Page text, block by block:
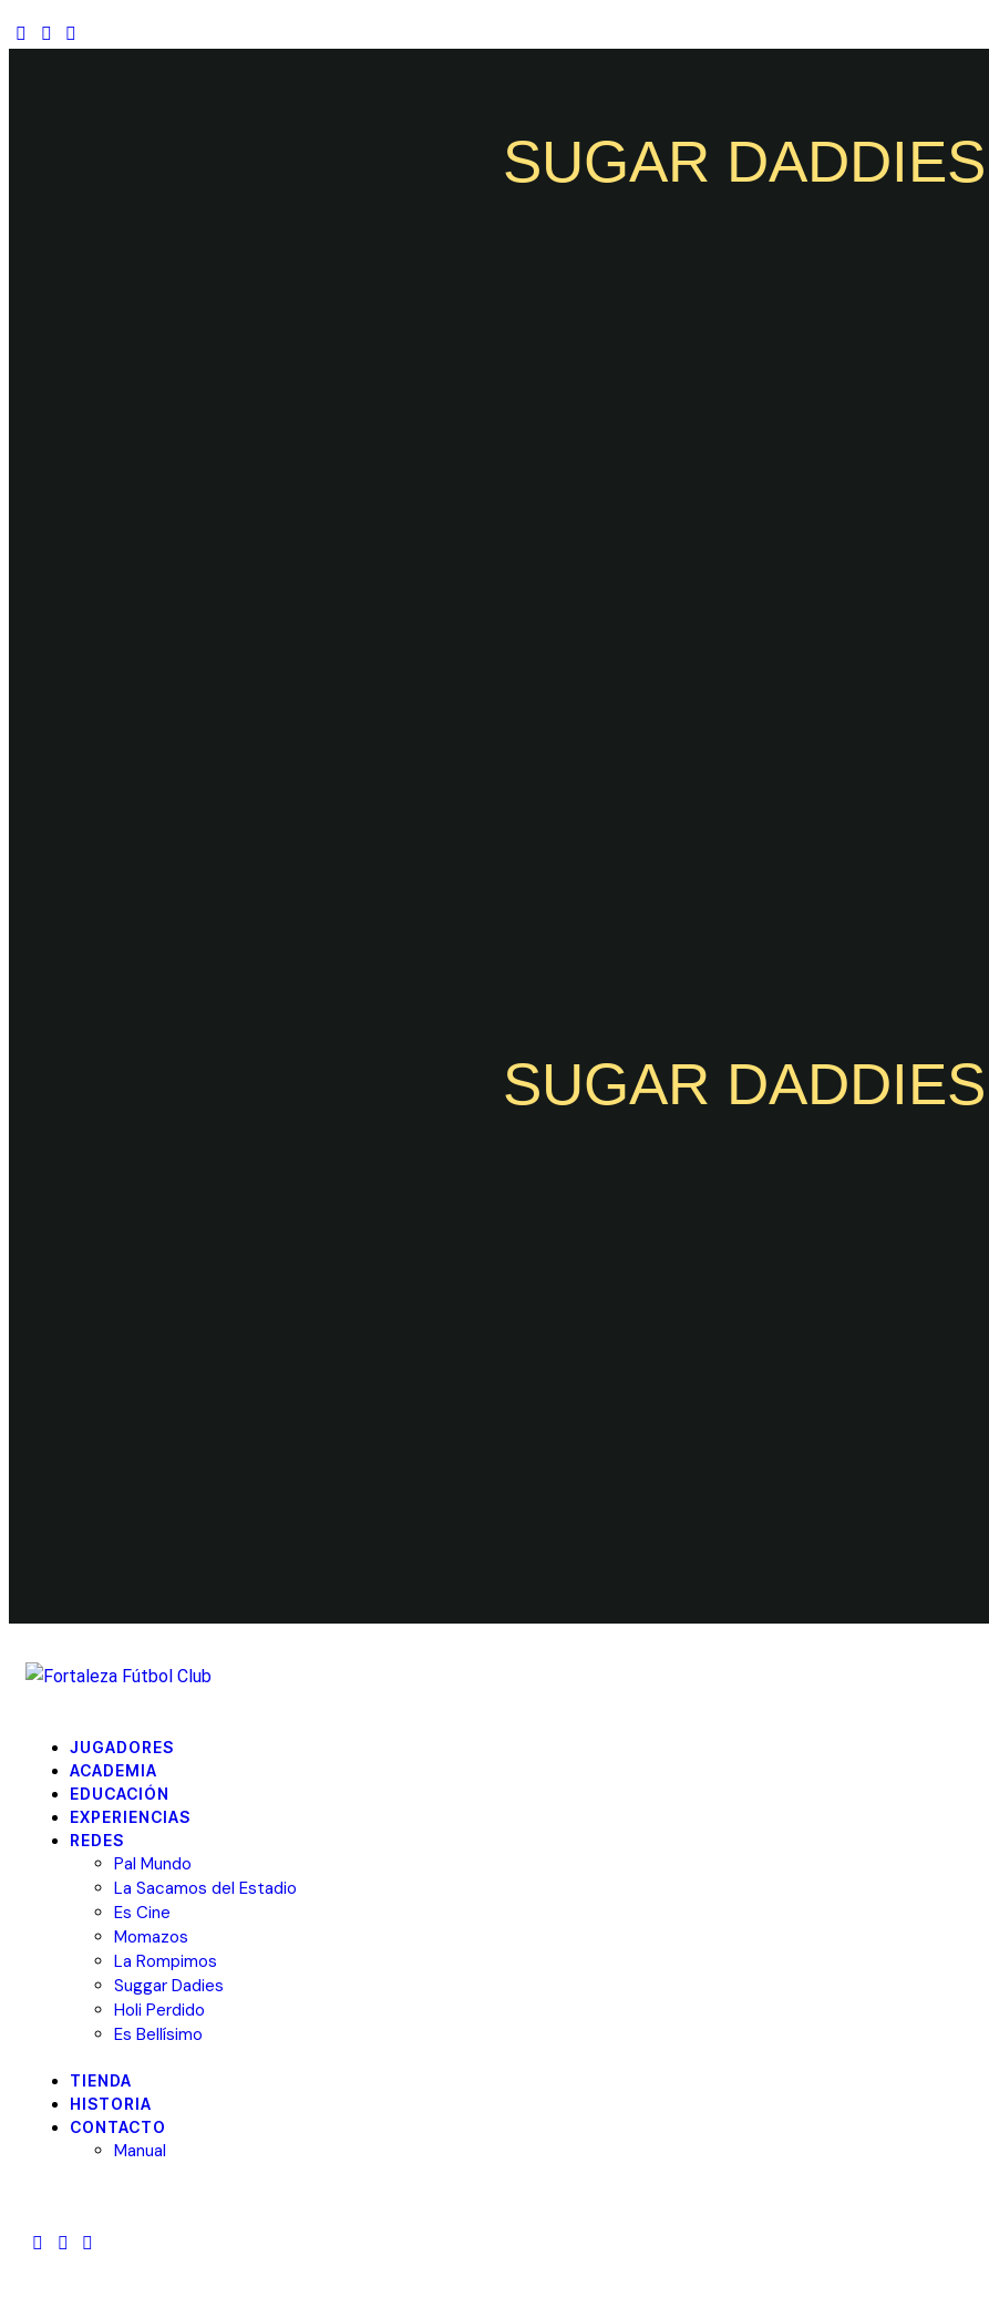
SUGAR DADDIES
SUGAR DADDIES
JUGADORES
ACADEMIA
EDUCACIÓN
EXPERIENCIAS
REDES
Pal Mundo
La Sacamos del Estadio
Es Cine
Momazos
La Rompimos
Suggar Dadies
Holi Perdido
Es Bellísimo
TIENDA
HISTORIA
CONTACTO
Manual